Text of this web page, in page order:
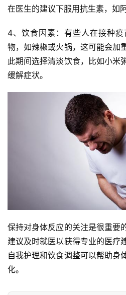
在医生的建议下服用抗生素，如
4、饮食因素：有些人在接种
物，如辣椒或火锅，这可能会加
此期间选择清淡饮食，比如小米
缓解症状。
保持对身体反应的关注是很重要
建议及时就医以获得专业的医疗
自我护理和饮食调整可以帮助身
化。